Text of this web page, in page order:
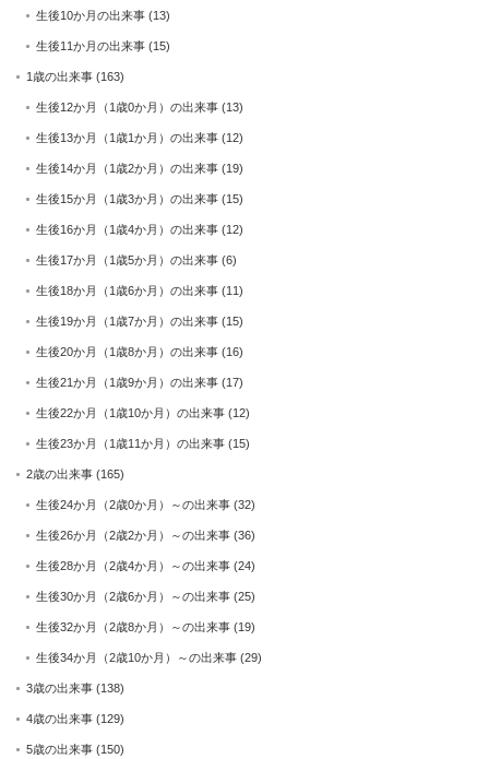
生後10か月の出来事 (13)
生後11か月の出来事 (15)
1歳の出来事 (163)
生後12か月（1歳0か月）の出来事 (13)
生後13か月（1歳1か月）の出来事 (12)
生後14か月（1歳2か月）の出来事 (19)
生後15か月（1歳3か月）の出来事 (15)
生後16か月（1歳4か月）の出来事 (12)
生後17か月（1歳5か月）の出来事 (6)
生後18か月（1歳6か月）の出来事 (11)
生後19か月（1歳7か月）の出来事 (15)
生後20か月（1歳8か月）の出来事 (16)
生後21か月（1歳9か月）の出来事 (17)
生後22か月（1歳10か月）の出来事 (12)
生後23か月（1歳11か月）の出来事 (15)
2歳の出来事 (165)
生後24か月（2歳0か月）～の出来事 (32)
生後26か月（2歳2か月）～の出来事 (36)
生後28か月（2歳4か月）～の出来事 (24)
生後30か月（2歳6か月）～の出来事 (25)
生後32か月（2歳8か月）～の出来事 (19)
生後34か月（2歳10か月）～の出来事 (29)
3歳の出来事 (138)
4歳の出来事 (129)
5歳の出来事 (150)